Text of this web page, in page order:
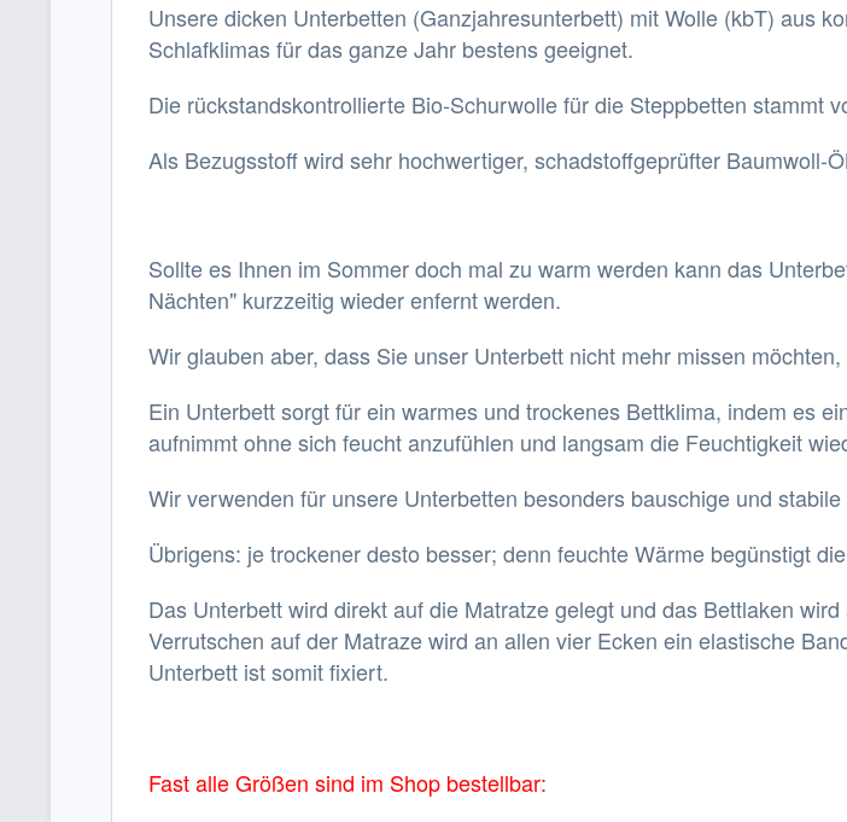
Unsere dicken Unterbetten (Ganzjahresunterbett) mit Wolle (kbT) aus
Schlafklimas für das ganze Jahr bestens geeignet.
Die rückstandskontrollierte Bio-Schurwolle für die Steppbetten stammt
Als Bezugsstoff wird sehr hochwertiger, schadstoffgeprüfter Baumwoll-
Sollte es Ihnen im Sommer doch mal zu warm werden kann das
Nächten" kurzzeitig wieder enfernt werden.
Wir glauben aber, dass Sie unser Unterbett nicht mehr missen
Ein Unterbett sorgt für ein warmes und trockenes Bettklima, indem es
aufnimmt ohne sich feucht anzufühlen und langsam die Feuchtigkeit
Wir verwenden für unsere Unterbetten besonders bauschige und
Übrigens: je trockener desto besser; denn feuchte Wärme begünstigt
Das Unterbett wird direkt auf die Matratze gelegt und das Bettlaken
Verrutschen auf der Matraze wird an allen vier Ecken ein elastische
Unterbett ist somit fixiert.
Fast alle Größen sind im Shop bestellbar: